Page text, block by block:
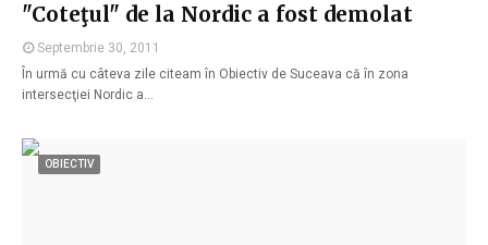
"Coteţul" de la Nordic a fost demolat
Septembrie 30, 2011
În urmă cu câteva zile citeam în Obiectiv de Suceava că în zona
intersecţiei Nordic a…
OBIECTIV